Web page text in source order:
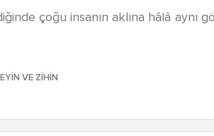
çoğu insanın aklına hâlâ
VE ZIHIN